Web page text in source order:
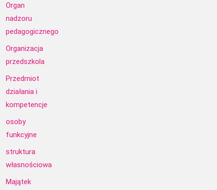
Organ
nadzoru
pedagogicznego
Organizacja
przedszkola
Przedmiot
działania i
kompetencje
osoby
funkcyjne
struktura
własnościowa
Majątek